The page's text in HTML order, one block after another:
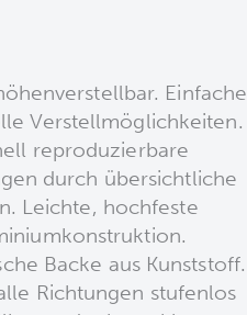
Einfache
Verstellmöglichkeiten.
reproduzierbare
durch übersichtliche
Leichte, hochfeste
Backe aus Kunststoff.
Richtungen stufenlos